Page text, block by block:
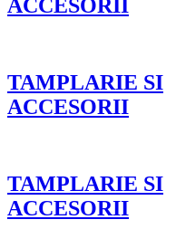
ACCESORII
TAMPLARIE SI
ACCESORII
TAMPLARIE SI
ACCESORII